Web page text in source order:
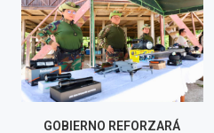
GOBIERNO REFORZARÁ